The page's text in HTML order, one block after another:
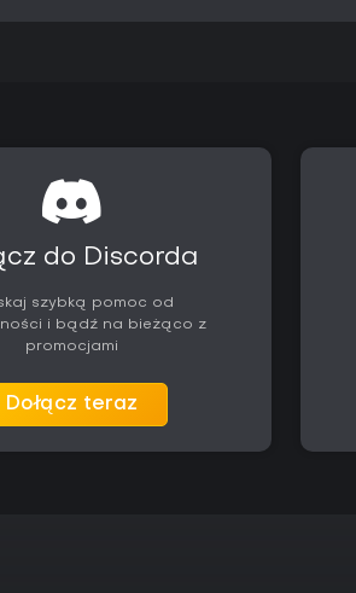
do Discorda
szybką pomoc od
i bądź na bieżąco z
promocjami
Dołącz teraz